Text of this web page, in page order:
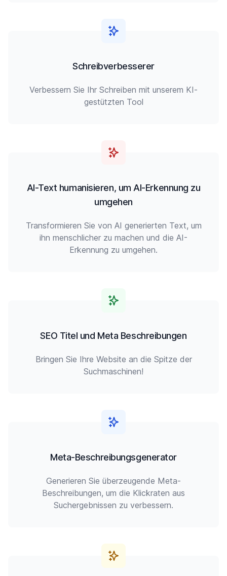
Schreibverbesserer
Verbessern Sie Ihr Schreiben mit unserem KI-
gestützten Tool
AI-Text humanisieren, um AI-Erkennung zu
umgehen
Transformieren Sie von AI generierten Text, um
ihn menschlicher zu machen und die AI-
Erkennung zu umgehen.
SEO Titel und Meta Beschreibungen
Bringen Sie Ihre Website an die Spitze der
Suchmaschinen!
Meta-Beschreibungsgenerator
Generieren Sie überzeugende Meta-
Beschreibungen, um die Klickraten aus
Suchergebnissen zu verbessern.